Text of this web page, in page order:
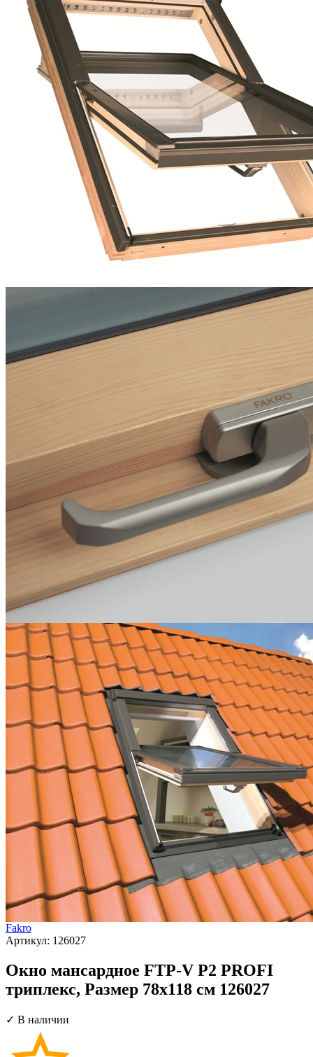
Fakro
Артикул: 126027
Окно мансардное FTP-V P2 PROFI
триплекс, Размер 78х118 см 126027
✓ В наличии